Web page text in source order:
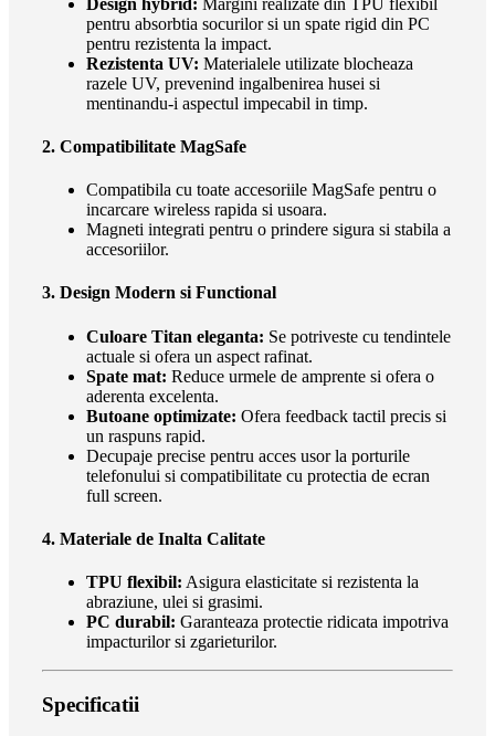
pentru absorbtia socurilor si un spate rigid din PC
pentru rezistenta la impact.
Rezistenta UV: Materialele utilizate blocheaza
razele UV, prevenind ingalbenirea husei si
mentinandu-i aspectul impecabil in timp.
2. Compatibilitate MagSafe
Compatibila cu toate accesoriile MagSafe pentru o
incarcare wireless rapida si usoara.
Magneti integrati pentru o prindere sigura si stabila a
accesoriilor.
3. Design Modern si Functional
Culoare Titan eleganta: Se potriveste cu tendintele
actuale si ofera un aspect rafinat.
Spate mat: Reduce urmele de amprente si ofera o
aderenta excelenta.
Butoane optimizate: Ofera feedback tactil precis si
un raspuns rapid.
Decupaje precise pentru acces usor la porturile
telefonului si compatibilitate cu protectia de ecran
full screen.
4. Materiale de Inalta Calitate
TPU flexibil: Asigura elasticitate si rezistenta la
abraziune, ulei si grasimi.
PC durabil: Garanteaza protectie ridicata impotriva
impacturilor si zgarieturilor.
Specificatii